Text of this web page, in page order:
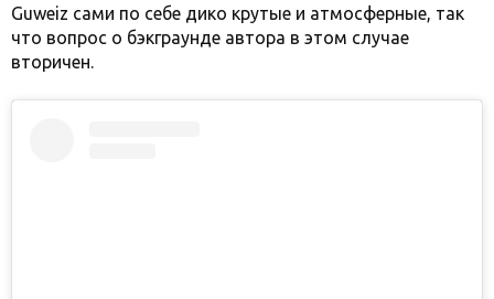
Guweiz сами по себе дико крутые и атмосферные, так
что вопрос о бэкграунде автора в этом случае
вторичен.